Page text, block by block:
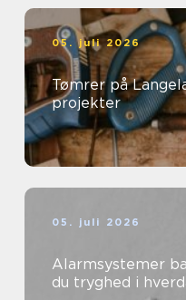
05. juli 2026
Tømrer på
projekter
05. juli 2026
Alarmsystemer
du tryghed i